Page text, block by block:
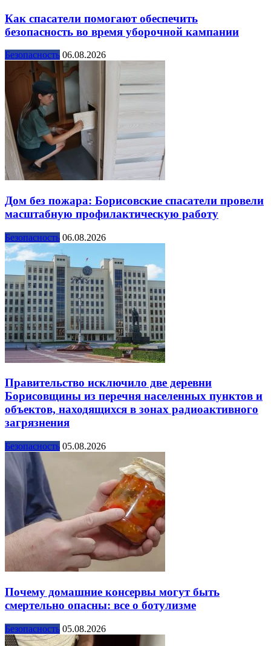
Как спасатели помогают обеспечить
безопасность во время уборочной кампании
Безопасность 06.08.2026
Дом без пожара: Борисовские спасатели провели
масштабную профилактическую работу
Безопасность 06.08.2026
Правительство исключило две деревни
Борисовщины из перечня населенных пунктов и
объектов, находящихся в зонах радиоактивного
загрязнения
Безопасность 05.08.2026
Почему домашние консервы могут быть
смертельно опасны: все о ботулизме
Безопасность 05.08.2026